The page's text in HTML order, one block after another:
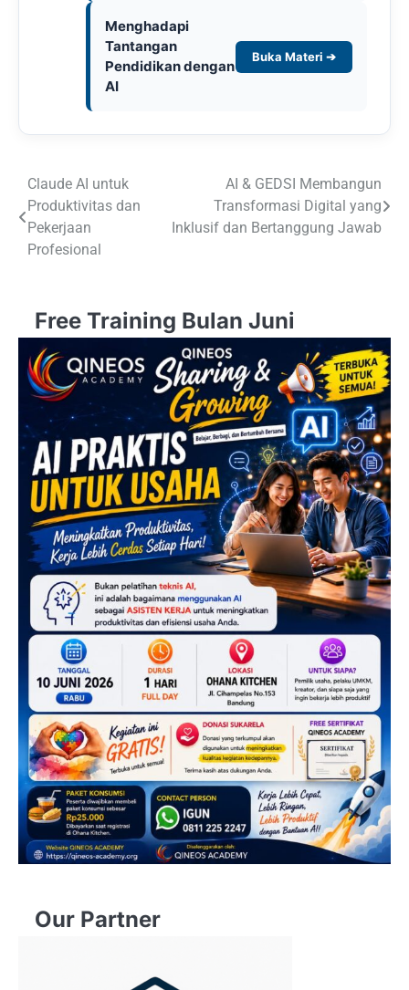
Menghadapi
Tantangan
Pendidikan dengan
AI
Buka Materi ➔
Post
navigation
Claude AI untuk
Produktivitas dan
Pekerjaan
Profesional
AI & GEDSI Membangun
Transformasi Digital yang
Inklusif dan Bertanggung Jawab
Free Training Bulan Juni
Our Partner